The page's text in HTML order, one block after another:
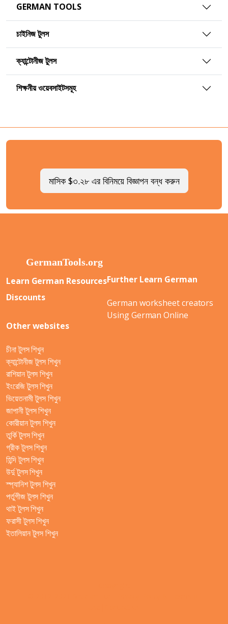
GERMAN TOOLS
চাইনিজ টুলস
ক্যান্টোনীজ টুলস
শিক্ষনীয় ওয়েবসাইটসমূহ
মাসিক $৩.২৮ এর বিনিময়ে বিজ্ঞাপন বন্ধ করুন
Learn German Resources
Discounts
Further Learn German
German worksheet creators
Using German Online
Other websites
চীনা টুলস শিখুন
ক্যান্টোনীজ টুলস শিখুন
রাশিয়ান টুলস শিখুন
ইংরেজি টুলস শিখুন
ভিয়েতনামী টুলস শিখুন
জাপানী টুলস শিখুন
কোরীয়ান টুলস শিখুন
তুর্কি টুলস শিখুন
গ্রীক টুলস শিখুন
হিন্দি টুলস শিখুন
উর্দু টুলস শিখুন
স্প্যানিশ টুলস শিখুন
পর্তুগীজ টুলস শিখুন
থাই টুলস শিখুন
ফরাসী টুলস শিখুন
ইতালিয়ান টুলস শিখুন